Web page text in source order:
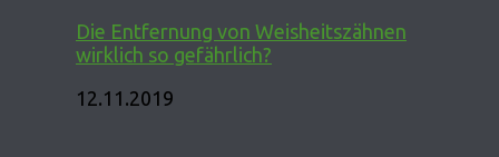
Die Entfernung von Weisheitszähnen
wirklich so gefährlich?
12.11.2019